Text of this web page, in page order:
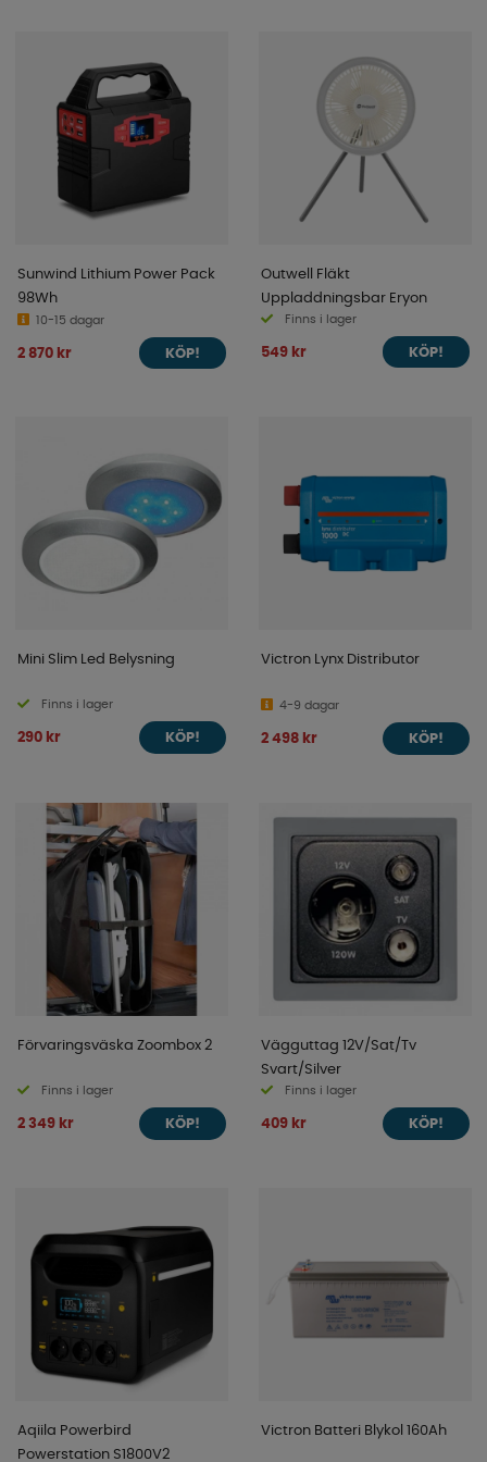
Sunwind Lithium Power Pack
98Wh
10-15 dagar
2 870 kr KÖP!
Outwell Fläkt
Uppladdningsbar Eryon
Finns i lager
549 kr KÖP!
Mini Slim Led Belysning
Finns i lager
290 kr KÖP!
Victron Lynx Distributor
4-9 dagar
2 498 kr KÖP!
Förvaringsväska Zoombox 2
Finns i lager
2 349 kr KÖP!
Vägguttag 12V/Sat/Tv
Svart/Silver
Finns i lager
409 kr KÖP!
Aqiila Powerbird
Powerstation S1800V2
Victron Batteri Blykol 160Ah